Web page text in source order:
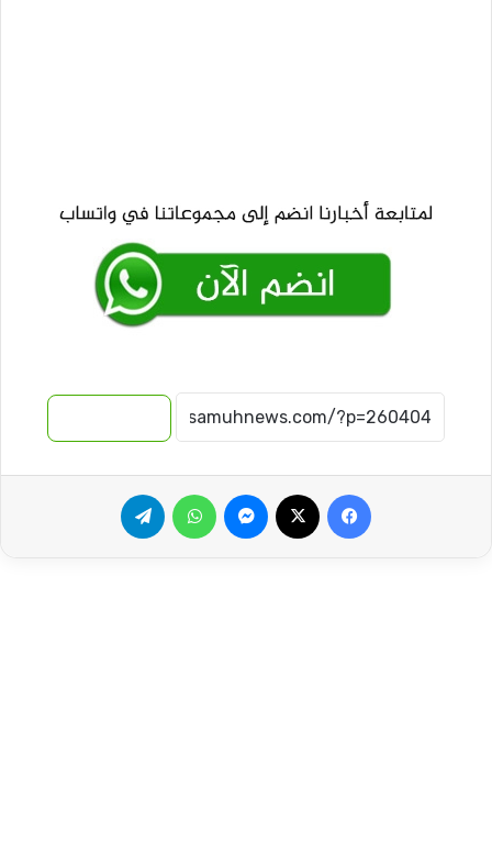
فيسبوك ماسنجر واتساب